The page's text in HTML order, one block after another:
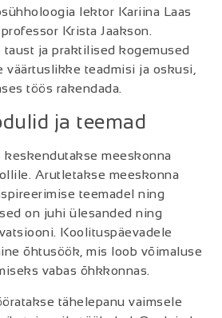
lektor Kariina Laas
Krista Jaakson.
ja praktilised kogemused
väärtuslikke teadmisi ja oskusi,
töös rakendada.
ja teemad
keskendutakse meeskonna
Arutletakse meeskonna
teemadel ning
on juhi ülesanded ning
Koolituspäevadele
õhtusöök, mis loob võimaluse
vabas õhkkonnas.
tähelepanu vaimsele